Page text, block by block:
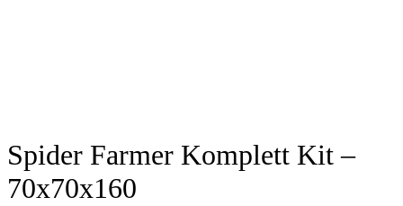
Spider Farmer Komplett Kit –
70x70x160